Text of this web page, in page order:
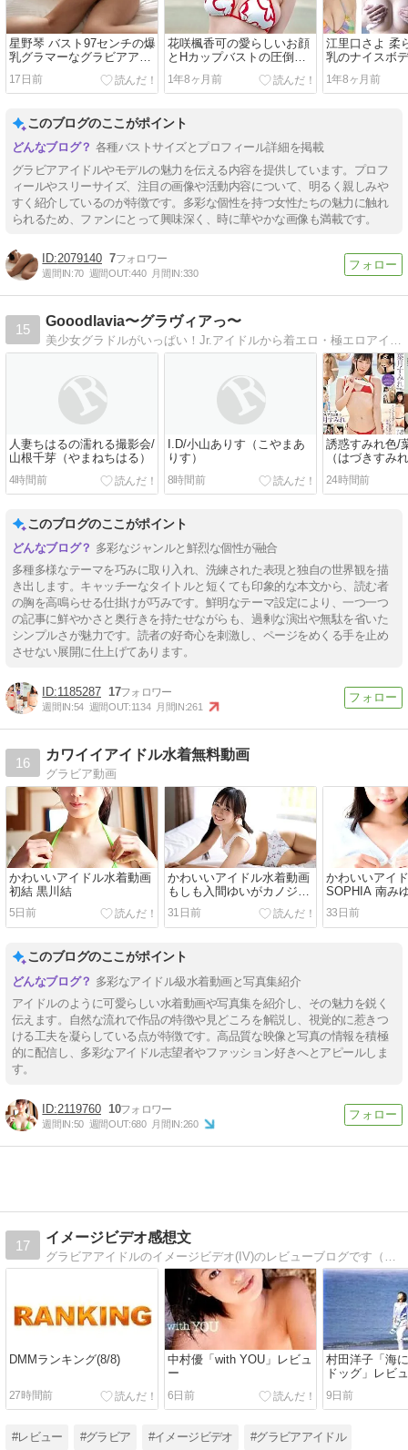
星野琴 バスト97センチの爆
乳グラマーなグラビアアイ
ドルのエロ画像
17日前
花咲楓香可の愛らしいお顔
とHカップバストの圧倒的
ボディのギャップがたまら
ん！
1年8ヶ月前
江里口さよ 柔
乳のナイスボ
ない
1年8ヶ月前
このブログのここがポイント
各種バストサイズとプロフィール詳細を掲載
グラビアアイドルやモデルの魅力を伝える内容を提供しています。プロフ
ィールやスリーサイズ、注目の画像や活動内容について、明るく親しみや
すく紹介しているのが特徴です。多彩な個性を持つ女性たちの魅力に触れ
られるため、ファンにとって興味深く、時に華やかな画像も満載です。
2079140 7
週間IN:70 週間OUT:440 月間IN:330
15
Gooodlavia〜グラヴィアっ〜
美少女グラドルがいっぱい！Jr.アイドルから着エロ・極エロアイドル、ギリギリまで見せます！！
人妻ちはるの濡れる撮影会/
山根千芽（やまねちはる）
4時間前
I.D/小山ありす（こやまあ
りす）
8時間前
誘惑すみれ色/
（はづきすみ
24時間前
このブログのここがポイント
多彩なジャンルと鮮烈な個性が融合
多種多様なテーマを巧みに取り入れ、洗練された表現と独自の世界観を描
き出します。キャッチーなタイトルと短くても印象的な本文から、読む者
の胸を高鳴らせる仕掛けが巧みです。鮮明なテーマ設定により、一つ一つ
の記事に鮮やかさと奥行きを持たせながらも、過剰な演出や無駄を省いた
シンプルさが魅力です。読者の好奇心を刺激し、ページをめくる手を止め
させない展開に仕上げてあります。
1185287 17
週間IN:54 週間OUT:1134 月間IN:261
16
カワイイアイドル水着無料動画
グラビア動画
かわいいアイドル水着動画
初結 黒川結
5日前
かわいいアイドル水着動画
もしも入間ゆいがカノジョ
だったら
31日前
かわいいアイ
SOPHIA 南み
33日前
このブログのここがポイント
多彩なアイドル級水着動画と写真集紹介
アイドルのように可愛らしい水着動画や写真集を紹介し、その魅力を鋭く
伝えます。自然な流れで作品の特徴や見どころを解説し、視覚的に惹きつ
ける工夫を凝らしている点が特徴です。高品質な映像と写真の情報を積極
的に配信し、多彩なアイドル志望者やファッション好きへとアピールしま
す。
2119760 10
週間IN:50 週間OUT:680 月間IN:260
17
イメージビデオ感想文
DMMランキング(8/8)
27時間前
中村優「with YOU」レビュ
ー
6日前
村田洋子「海
ドッグ」レビ
9日前
#レビュー #グラビア #イメージビデオ #グラビアアイドル